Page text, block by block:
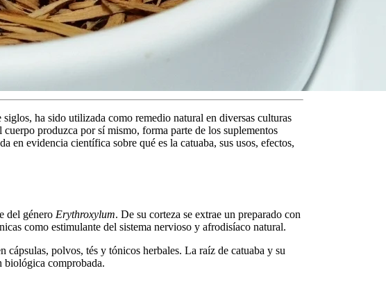
ha sido utilizada como remedio natural en diversas culturas
produzca por sí mismo, forma parte de los suplementos
evidencia científica sobre qué es la catuaba, sus usos, efectos,
del género Erythroxylum. De su corteza se extrae un preparado con
como estimulante del sistema nervioso y afrodisíaco natural.
cápsulas, polvos, tés y tónicos herbales. La raíz de catuaba y su
biológica comprobada.